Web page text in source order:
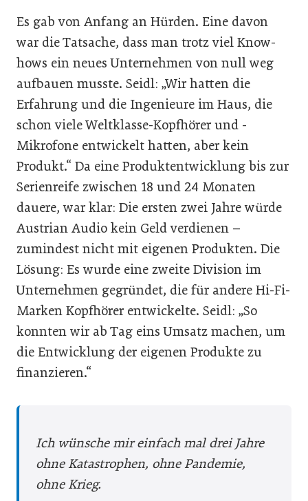
Es gab von Anfang an Hürden. Eine davon
war die Tatsache, dass man trotz viel Know-
hows ein neues Unternehmen von null weg
aufbauen musste. Seidl: „Wir hatten die
Erfahrung und die Ingenieure im Haus, die
schon viele Weltklasse-Kopfhörer und -
Mikrofone entwickelt hatten, aber kein
Produkt.“ Da eine Produktentwicklung bis zur
Serienreife zwischen 18 und 24 Monaten
dauere, war klar: Die ersten zwei Jahre würde
Austrian Audio kein Geld verdienen –
zumindest nicht mit eigenen Produkten. Die
Lösung: Es wurde eine zweite Division im
Unternehmen gegründet, die für andere Hi-Fi-
Marken Kopfhörer entwickelte. Seidl: „So
konnten wir ab Tag eins Umsatz machen, um
die Entwicklung der eigenen Produkte zu
finanzieren.“
Ich wünsche mir ­einfach mal drei ­Jahre
ohne ­Katastrophen, ohne Pandemie,
ohne Krieg.